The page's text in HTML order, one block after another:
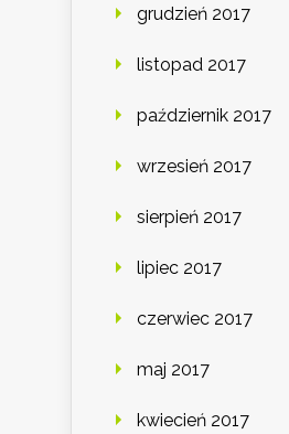
grudzień 2017
listopad 2017
październik 2017
wrzesień 2017
sierpień 2017
lipiec 2017
czerwiec 2017
maj 2017
kwiecień 2017